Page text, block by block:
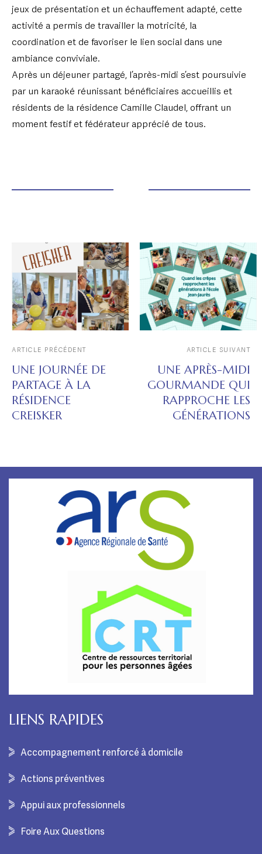
jeux de présentation et un échauffement adapté, cette
activité a permis de travailler la motricité, la
coordination et de favoriser le lien social dans une
ambiance conviviale.
Après un déjeuner partagé, l’après-midi s’est poursuivie
par un karaoké réunissant bénéficiaires accueillis et
résidents de la résidence Camille Claudel, offrant un
moment festif et fédérateur apprécié de tous.
ARTICLE PRÉCÉDENT
UNE JOURNÉE DE
PARTAGE À LA
RÉSIDENCE
CREISKER
ARTICLE SUIVANT
UNE APRÈS-MIDI
GOURMANDE QUI
RAPPROCHE LES
GÉNÉRATIONS
LIENS RAPIDES
Accompagnement renforcé à domicile
Actions préventives
Appui aux professionnels
Foire Aux Questions